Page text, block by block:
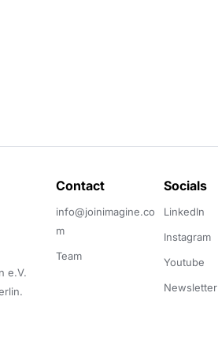
e.V.
Contact
info@joinimagine.co
m
Team
Socials
LinkedIn
Instagram
Youtube
Newsletter